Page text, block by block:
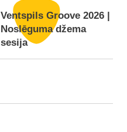
Ventspils Groove 2026 |
Noslēguma džema
sesija